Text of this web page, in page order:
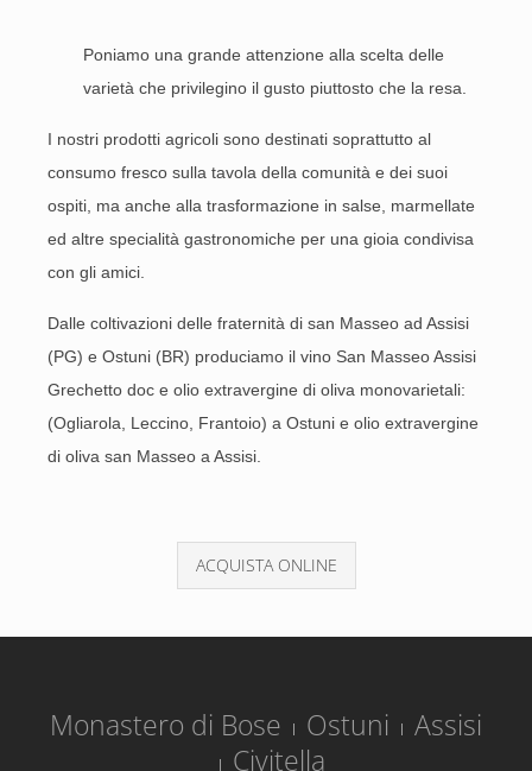
Poniamo una grande attenzione alla scelta delle
varietà che privilegino il gusto piuttosto che la resa.
I nostri prodotti agricoli sono destinati soprattutto al
consumo fresco sulla tavola della comunità e dei suoi
ospiti, ma anche alla trasformazione in salse, marmellate
ed altre specialità gastronomiche per una gioia condivisa
con gli amici.
Dalle coltivazioni delle fraternità di san Masseo ad Assisi
(PG) e Ostuni (BR) produciamo il vino San Masseo Assisi
Grechetto doc e olio extravergine di oliva monovarietali:
(Ogliarola, Leccino, Frantoio) a Ostuni e olio extravergine
di oliva san Masseo a Assisi.
ACQUISTA ONLINE
Monastero di Bose Ostuni
Assisi
Civitella